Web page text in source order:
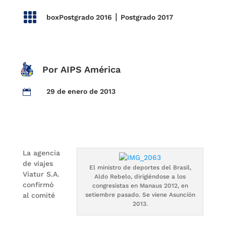
 boxPostgrado 2016 | Postgrado 2017
Por AIPS América
 29 de enero de 2013
El ministro de deportes del Brasil,
Aldo Rebelo, dirigiéndose a los
congresistas en Manaus 2012, en
setiembre pasado. Se viene Asunción
2013.
La agencia
de viajes
Viatur S.A.
confirmó
al comité